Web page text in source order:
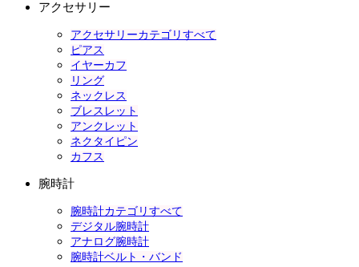
アクセサリー
アクセサリーカテゴリすべて
ピアス
イヤーカフ
リング
ネックレス
ブレスレット
アンクレット
ネクタイピン
カフス
腕時計
腕時計カテゴリすべて
デジタル腕時計
アナログ腕時計
腕時計ベルト・バンド